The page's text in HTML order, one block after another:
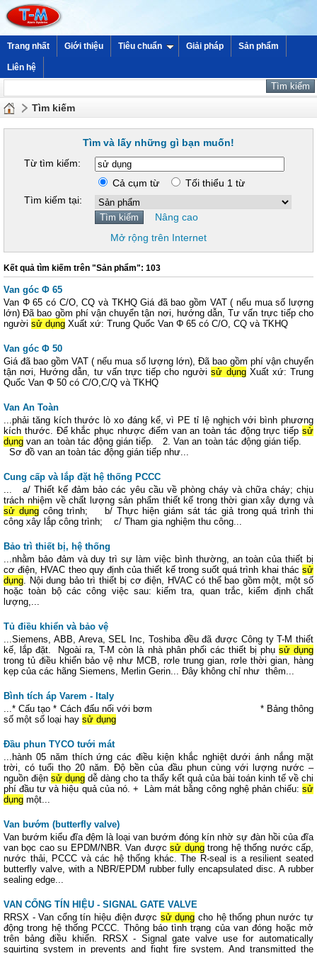
Trang nhất Giới thiệu Tiêu chuẩn Giải pháp Sản phẩm
Liên hệ
Tìm kiếm
Tìm và lấy những gì bạn muốn!
Từ tìm kiếm:
Cả cụm từ
Tối thiểu 1 từ
Tìm kiếm tại:
Nâng cao
Mở rộng trên Internet
Kết quả tìm kiếm trên "Sản phẩm": 103
Van góc Φ 65
Van Φ 65 có C/O, CQ và TKHQ Giá đã bao gồm VAT ( nếu mua số lượng
lớn) Đã bao gồm phí vận chuyển tận nơi, hướng dẫn, Tư vấn trực tiếp cho
người sử dụng Xuất xứ: Trung Quốc Van Φ 65 có C/O, CQ và TKHQ
Van góc Φ 50
Giá đã bao gồm VAT ( nếu mua số lượng lớn), Đã bao gồm phí vận chuyển
tận nơi, Hướng dẫn, tư vấn trực tiếp cho ngườisử dụngXuất xứ: Trung
Quốc Van Φ 50 có C/O,C/Q và TKHQ
Van An Toàn
...phải tăng kích thước lò xo đáng kể, vì PE tỉ lệ nghịch với bình phương
kích thước. Để khắc phục nhược điểm van an toàn tác động trực tiếp sử
dụng van an toàn tác động gián tiếp. 2. Van an toàn tác động gián tiếp.
Sơ đồ van an toàn tác động gián tiếp như...
Cung cấp và lắp đặt hệ thống PCCC
... a/ Thiết kế đảm bảo các yêu cầu về phòng cháy và chữa cháy; chịu
trách nhiệm về chất lượng sản phẩm thiết kế trong thời gian xây dựng và
sử dụngcông trình; b/ Thực hiện giám sát tác giả trong quá trình thi
công xây lắp công trình; c/ Tham gia nghiệm thu công...
Bảo trì thiết bị, hệ thống
...nhằm bảo đảm và duy trì sự làm việc bình thường, an toàn của thiết bị
cơ điện, HVAC theo quy định của thiết kế trong suốt quá trình khai thác sử
dụng. Nội dung bảo trì thiết bị cơ điện, HVAC có thể bao gồm một, một số
hoặc toàn bộ các công việc sau: kiếm tra, quan trắc, kiểm định chất
lượng,...
Tủ điều khiển và bảo vệ
...Siemens, ABB, Areva, SEL Inc, Toshiba đều đã được Công ty T-M thiết
kế, lắp đặt. Ngoài ra, T-M còn là nhà phân phối các thiết bị phụ sử dụng
trong tủ điều khiển bảo vệ như MCB, rơle trung gian, rơle thời gian, hàng
kẹp của các hãng Siemens, Merlin Gerin... Đây không chỉ như thêm...
Bình tích áp Varem - Italy
...* Cấu tạo * Cách đấu nối với bơm * Bảng thông
số một số loại hay sử dụng
Đầu phun TYCO tưới mát
...hành 05 năm thích ứng các điều kiện khắc nghiệt dưới ánh nắng mặt
trời, có tuổi thọ 20 năm. Độ bền của đầu phun cùng với lượng nước –
nguồn điện sử dụng dễ dàng cho ta thấy kết quả của bài toán kinh tế về chi
phí đầu tư và hiệu quả của nó. + Làm mát bằng công nghệ phản chiếu: sử
dụng một...
Van bướm (butterfly valve)
Van bướm kiểu đĩa đệm là loại van bướm đóng kín nhờ sự đàn hồi của đĩa
van bọc cao su EPDM/NBR. Van đượcsử dụngtrong hệ thống nước cấp,
nước thải, PCCC và các hệ thống khác. The R-seal is a resilient seated
butterfly valve, with a NBR/EPDM rubber fully encapsulated disc. A rubber
sealing edge...
VAN CỔNG TÍN HIỆU - SIGNAL GATE VALVE
RRSX - Van cổng tín hiệu điện được sử dụng cho hệ thống phun nước tự
động trong hệ thống PCCC. Thông báo tình trạng của van đóng hoặc mở
trên bảng điều khiển. RRSX - Signal gate valve use for automatically
squirting system in prevents and fight fire system. And transmitted the